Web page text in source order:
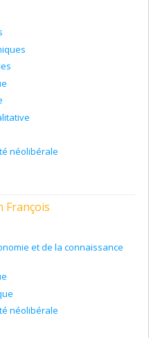
néolibérale
François
et de la connaissance
néolibérale